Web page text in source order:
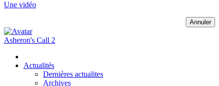
Une vidéo
Annuler
Asheron's Call 2
Actualités
Dernières actualites
Archives